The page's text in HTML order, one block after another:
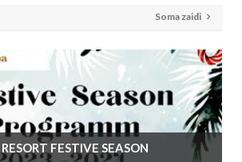
Soma zaidi
FESTIVE SEASON